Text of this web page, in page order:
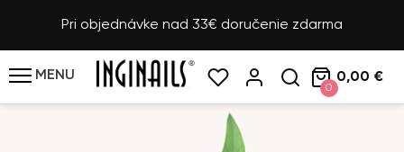
Pri objednávke nad 33€ doručenie zdarma
MENU
0
0,00 €